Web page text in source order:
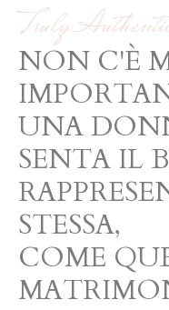
Truly
NON C'È
UNA
SENTA IL
STESSA,
COME